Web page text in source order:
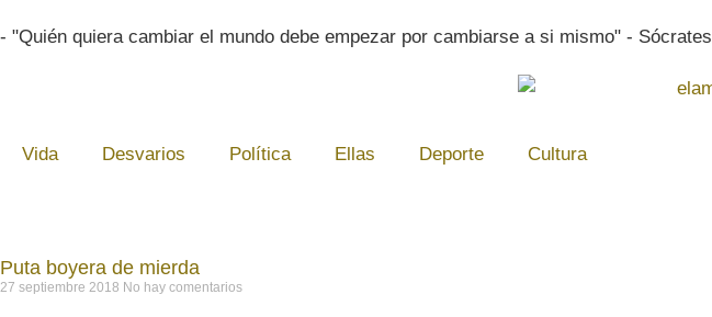
- "Quién quiera cambiar el mundo debe empezar por cambiarse a si mismo" - Sócrates
Vida Desvarios Política Ellas Deporte Cultura
Puta boyera de mierda
27 septiembre 2018 No hay comentarios